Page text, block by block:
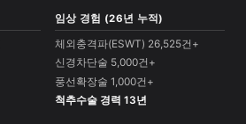
임상 경험 (26년 누적)
체외충격파(ESWT) 26,525건+
신경차단술 5,000건+
풍선확장술 1,000건+
척추수술 경력 13년